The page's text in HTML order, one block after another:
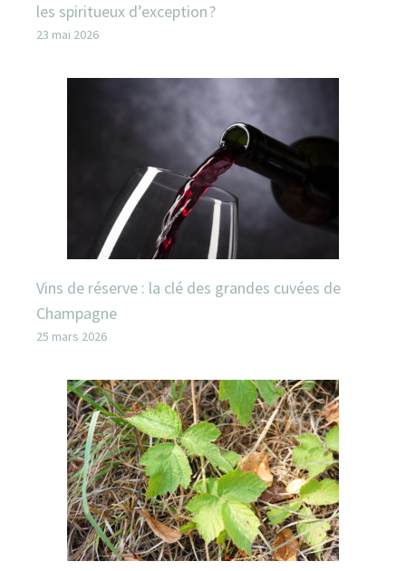
les spiritueux d’exception ?
23 mai 2026
Vins de réserve : la clé des grandes cuvées de
Champagne
25 mars 2026